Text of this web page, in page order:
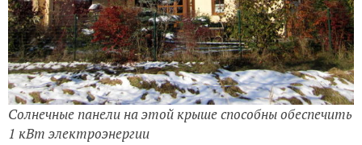
Солнечные панели на этой крыше способны обеспечить
1 кВт электроэнергии